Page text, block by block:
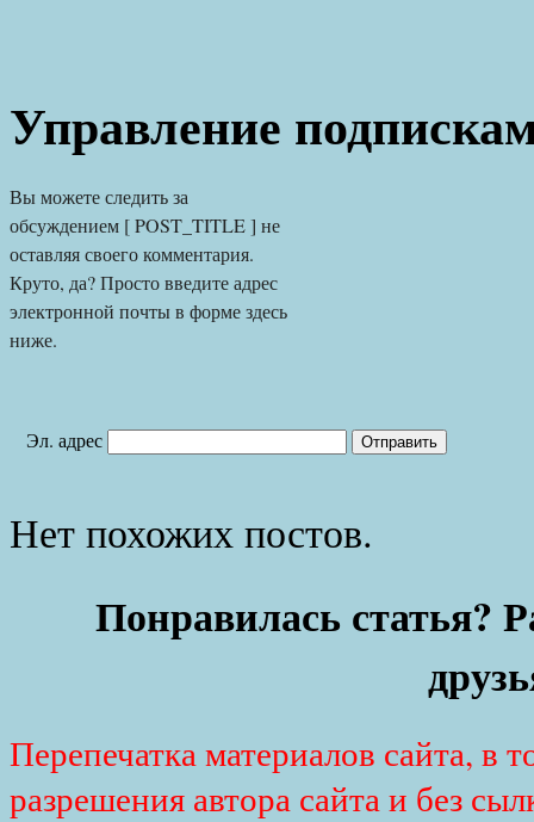
Управление
Вы можете следить за
обсуждением [ POST_TITLE ] не
оставляя своего комментария.
Круто, да? Просто введите адрес
электронной почты в форме здесь
ниже.
Эл. адрес
Нет похожих постов.
Понравилась статья?
Перепечатка материалов сайта, в
разрешения автора сайта и без